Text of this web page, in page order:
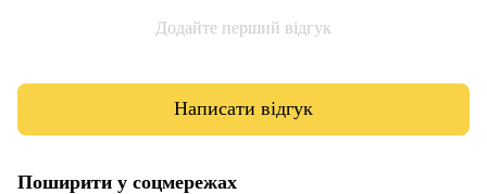
Додайте перший відгук
Написати відгук
Поширити у соцмережах